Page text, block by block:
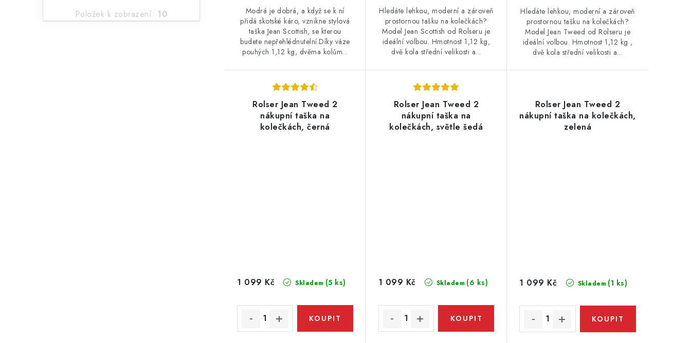
Položek k zobrazení: 10
Modrá je dobrá, a když se k ní
přidá skotské káro, vznikne stylová
taška Jean Scottish, se kterou
budete nepřehlédnutelní.Díky váze
pouhých 1,12 kg, dvěma kolům...
Hledáte lehkou, moderní a zároveň
prostornou tašku na kolečkách?
Model Jean Scottish od Rolseru je
ideální volbou. Hmotnost 1,12 kg,
dvě kola střední velikosti a...
Hledáte lehkou, moderní a zároveň
prostornou tašku na kolečkách?
Model Jean Tweed od Rolseru je
ideální volbou. Hmotnost 1,12 kg ,
dvě kola střední velikosti a...
Rolser Jean Tweed 2
nákupní taška na
kolečkách, černá
Skladem (5 ks)
1 099 Kč
Rolser Jean Tweed 2
nákupní taška na
kolečkách, světle šedá
Skladem (6 ks)
1 099 Kč
Rolser Jean Tweed 2
nákupní taška na kolečkách,
zelená
Skladem (1 ks)
1 099 Kč